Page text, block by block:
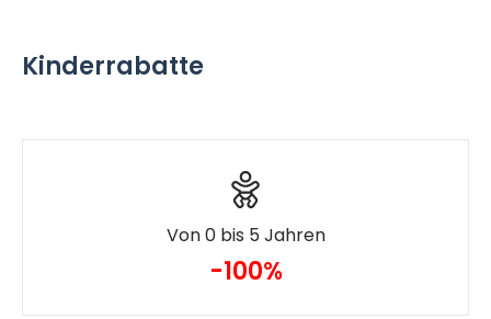
Kinderrabatte
Von 0 bis 5 Jahren
-100%